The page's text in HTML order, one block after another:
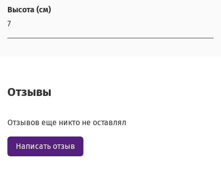
Высота (см)
7
Отзывы
Отзывов еще никто не оставлял
Написать отзыв